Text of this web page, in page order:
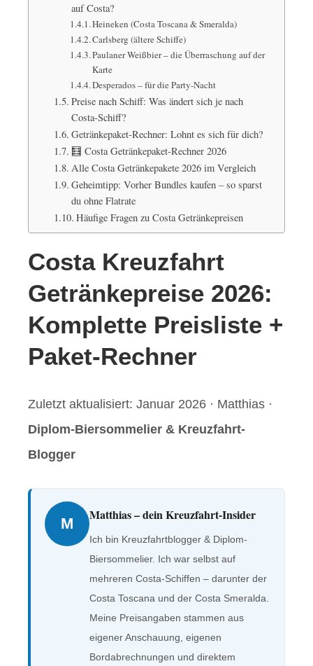
auf Costa?
Heineken (Costa Toscana & Smeralda)
Carlsberg (ältere Schiffe)
Paulaner Weißbier – die Überraschung auf der
Karte
Desperados – für die Party-Nacht
Preise nach Schiff: Was ändert sich je nach
Costa-Schiff?
Getränkepaket-Rechner: Lohnt es sich für dich?
🧮 Costa Getränkepaket-Rechner 2026
Alle Costa Getränkepakete 2026 im Vergleich
Geheimtipp: Vorher Bundles kaufen – so sparst
du ohne Flatrate
Häufige Fragen zu Costa Getränkepreisen
Costa Kreuzfahrt
Getränkepreise 2026:
Komplette Preisliste +
Paket-Rechner
Zuletzt aktualisiert: Januar 2026 · Matthias ·
Diplom-Biersommelier & Kreuzfahrt-
Blogger
M
Matthias – dein Kreuzfahrt-Insider
Ich bin Kreuzfahrtblogger & Diplom-
Biersommelier. Ich war selbst auf
mehreren Costa-Schiffen – darunter der
Costa Toscana und der Costa Smeralda.
Meine Preisangaben stammen aus
eigener Anschauung, eigenen
Bordabrechnungen und direktem